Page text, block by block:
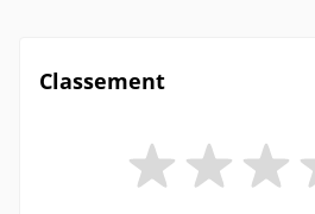
Classement